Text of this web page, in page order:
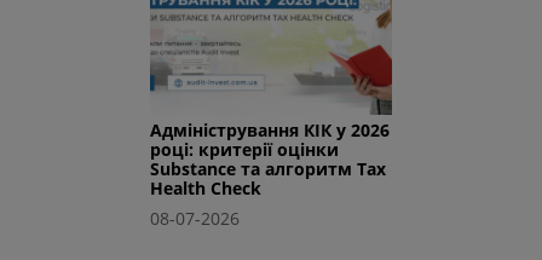
Адміністрування КІК у 2026
році: критерії оцінки
Substance та алгоритм Tax
Health Check
08-07-2026